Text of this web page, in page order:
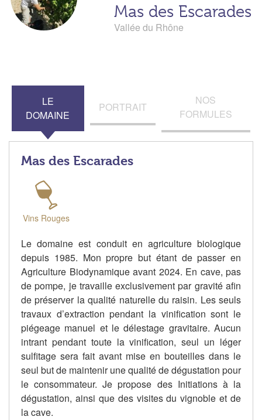
Mas des Escarades
Vallée du Rhône
LE
DOMAINE
PORTRAIT
NOS
FORMULES
Mas des Escarades
Vins Rouges
Le domaine est conduit en agriculture biologique
depuis 1985. Mon propre but étant de passer en
Agriculture Biodynamique avant 2024. En cave, pas
de pompe, je travaille exclusivement par gravité afin
de préserver la qualité naturelle du raisin. Les seuls
travaux d’extraction pendant la vinification sont le
piégeage manuel et le délestage gravitaire. Aucun
intrant pendant toute la vinification, seul un léger
sulfitage sera fait avant mise en bouteilles dans le
seul but de maintenir une qualité de dégustation pour
le consommateur. Je propose des Initiations à la
dégustation, ainsi que des visites du vignoble et de
la cave.